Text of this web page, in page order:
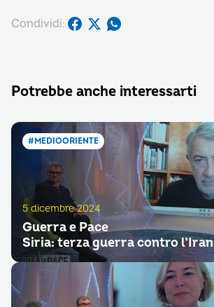
Condividi:
Potrebbe anche interessarti
#MEDIOORIENTE
5 dicembre 2024
Guerra e Pace
Siria: terza guerra contro l’Iran